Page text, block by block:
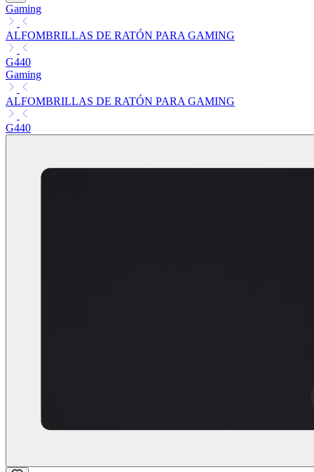
Gaming
ALFOMBRILLAS DE RATÓN PARA GAMING
G440
Gaming
ALFOMBRILLAS DE RATÓN PARA GAMING
G440